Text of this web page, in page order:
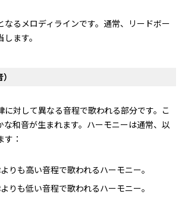
なるメロディラインです。通常、リードボー
ます。
に対して異なる音程で歌われる部分です。こ
な和音が生まれます。ハーモニーは通常、以
：
りも高い音程で歌われるハーモニー。
りも低い音程で歌われるハーモニー。